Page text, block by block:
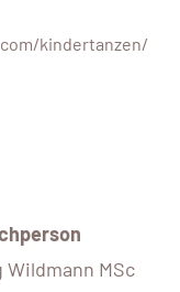
kindertanzen/
Wildmann MSc